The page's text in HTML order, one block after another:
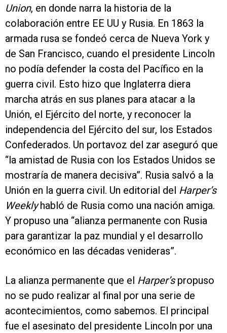
Union, en donde narra la historia de la
colaboración entre EE UU y Rusia. En 1863 la
armada rusa se fondeó cerca de Nueva York y
de San Francisco, cuando el presidente Lincoln
no podía defender la costa del Pacífico en la
guerra civil. Esto hizo que Inglaterra diera
marcha atrás en sus planes para atacar a la
Unión, el Ejército del norte, y reconocer la
independencia del Ejército del sur, los Estados
Confederados. Un portavoz del zar aseguró que
“la amistad de Rusia con los Estados Unidos se
mostraría de manera decisiva”. Rusia salvó a la
Unión en la guerra civil. Un editorial del Harper’s
Weeklyhabló de Rusia como una nación amiga.
Y propuso una “alianza permanente con Rusia
para garantizar la paz mundial y el desarrollo
económico en las décadas venideras”.
La alianza permanente que el Harper’spropuso
no se pudo realizar al final por una serie de
acontecimientos, como sabemos. El principal
fue el asesinato del presidente Lincoln por una